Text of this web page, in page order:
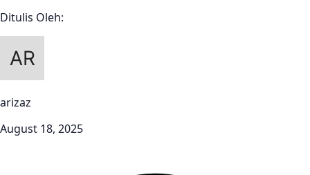
Ditulis Oleh:
arizaz
August 18, 2025